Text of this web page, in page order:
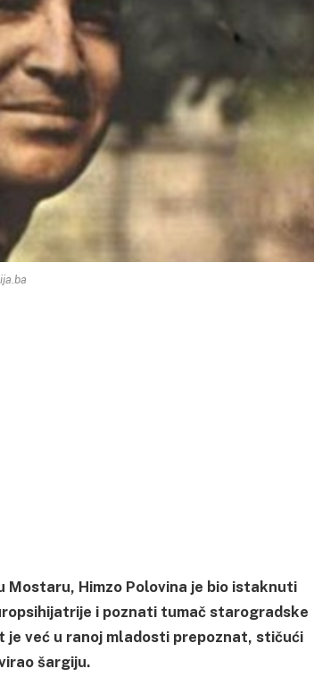
Mostaru, Himzo Polovina je bio istaknuti
i poznati tumač starogradske
je već u ranoj mladosti prepoznat, stičući
šargiju.